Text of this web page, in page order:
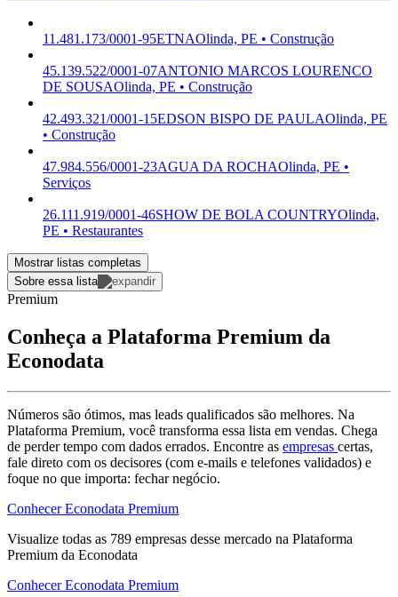
11.481.173/0001-95ETNAOlinda, PE • Construção
45.139.522/0001-07ANTONIO MARCOS LOURENCO
DE SOUSAOlinda, PE • Construção
42.493.321/0001-15EDSON BISPO DE PAULAOlinda, PE
• Construção
47.984.556/0001-23AGUA DA ROCHAOlinda, PE •
Serviços
26.111.919/0001-46SHOW DE BOLA COUNTRYOlinda,
PE • Restaurantes
Mostrar listas completas
Sobre essa lista
Premium
Conheça a Plataforma Premium da
Econodata
Números são ótimos, mas leads qualificados são melhores. Na
Plataforma Premium, você transforma essa lista em vendas. Chega
de perder tempo com dados errados. Encontre as empresas certas,
fale direto com os decisores (com e-mails e telefones validados) e
foque no que importa: fechar negócio.
Conhecer Econodata Premium
Visualize todas as 789 empresas desse mercado na Plataforma
Premium da Econodata
Conhecer Econodata Premium